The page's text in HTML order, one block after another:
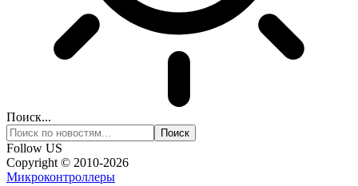
Поиск...
Follow US
Copyright © 2010-2026
Микроконтроллеры